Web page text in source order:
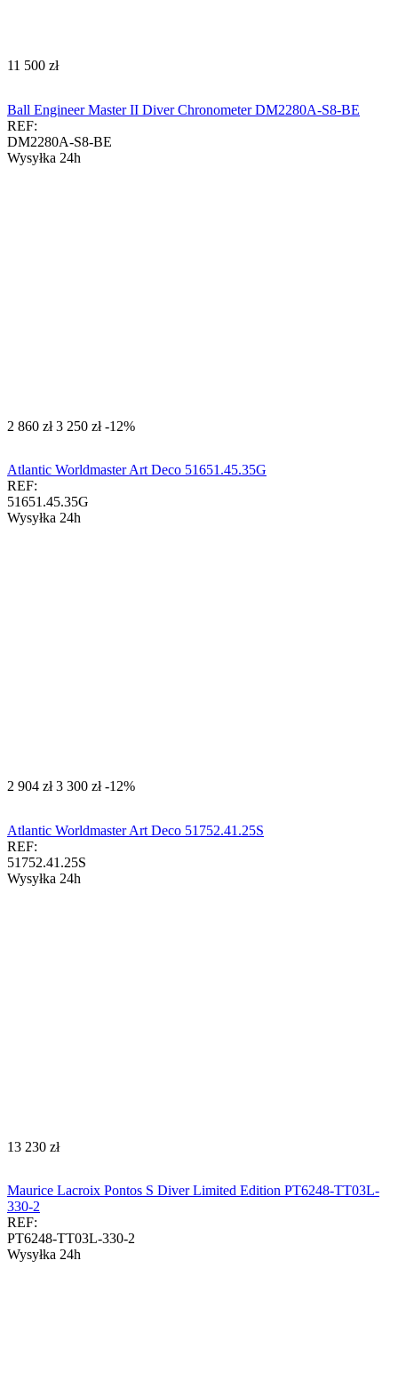
‍11 500‍ zł
Ball Engineer Master II Diver Chronometer DM2280A-S8-BE
REF:
DM2280A-S8-BE
Wysyłka 24h
‍2 860‍ zł ‍3 250‍ zł -12%
Atlantic Worldmaster Art Deco 51651.45.35G
REF:
51651.45.35G
Wysyłka 24h
‍2 904‍ zł ‍3 300‍ zł -12%
Atlantic Worldmaster Art Deco 51752.41.25S
REF:
51752.41.25S
Wysyłka 24h
‍13 230‍ zł
Maurice Lacroix Pontos S Diver Limited Edition PT6248-TT03L-
330-2
REF:
PT6248-TT03L-330-2
Wysyłka 24h